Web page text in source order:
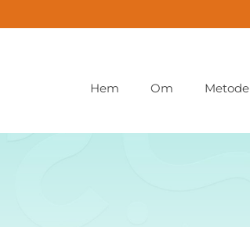
till
Hem Om